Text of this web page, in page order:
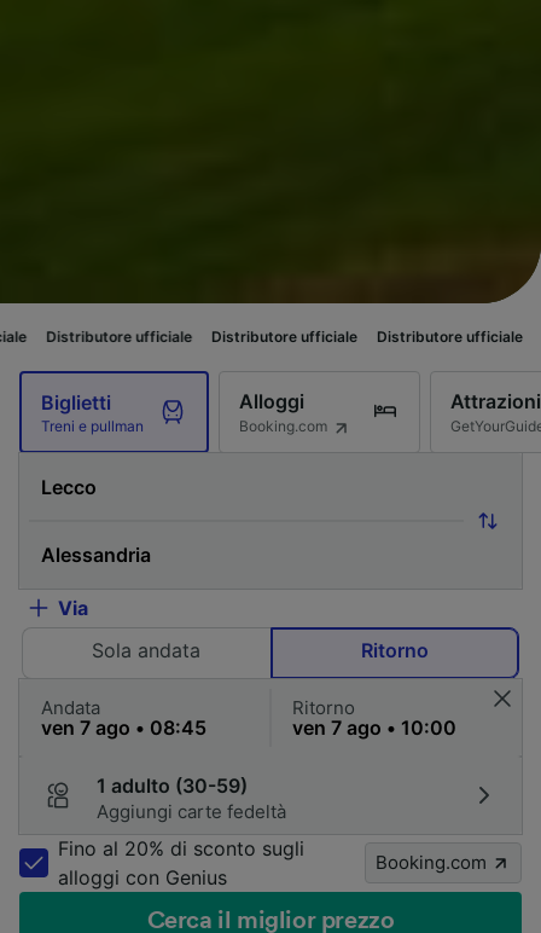
ufficiale Distributore ufficiale Distributore ufficiale
Biglietti
Treni e pullman
Alloggi
Booking.com
Attrazioni
Via
Sola andata
Ritorno
Andata Ritorno
1 adulto (30-59)
Aggiungi carte fedeltà
Fino al 20% di sconto sugli
alloggi con Genius
Booking.com
Cerca il miglior prezzo